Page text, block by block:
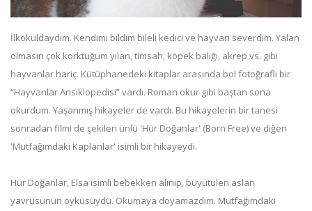
İlkokuldaydım. Kendimi bildim bileli kedici ve hayvan severdim. Yalan
olmasın çok korktuğum yılan, timsah, köpek balığı, akrep vs. gibi
hayvanlar hariç. Kütüphanedeki kitaplar arasında bol fotoğraflı bir
“Hayvanlar Ansiklopedisi” vardı. Roman okur gibi baştan sona
okurdum. Yaşanmış hikayeler de vardı. Bu hikayelerin bir tanesi
sonradan filmi de çekilen ünlü 'Hür Doğanlar' (Born Free) ve diğeri
'Mutfağımdaki Kaplanlar' isimli bir hikayeydi.
Hür Doğanlar, Elsa isimli bebekken alınıp, büyütülen aslan
yavrusunun öyküsüydü. Okumaya doyamazdım. Mutfağımdaki